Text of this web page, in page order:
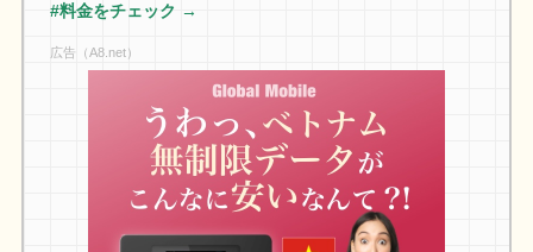
#料金をチェック →
広告（A8.net）